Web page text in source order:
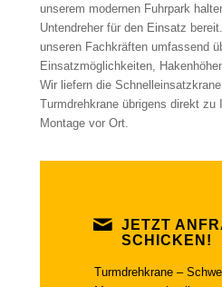
unserem modernen Fuhrpark
Untendreher für den Einsatz
unseren Fachkräften umfassend
Einsatzmöglichkeiten,
Wir liefern die
Turmdrehkrane übrigens direkt zu
Montage vor Ort.
JETZT
SCHICKEN!
Turmdrehkrane –